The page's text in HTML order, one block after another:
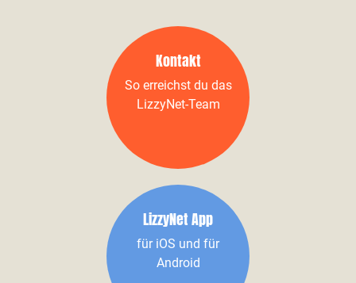
Kontakt
So erreichst du das
LizzyNet-Team
LizzyNet App
für iOS und für
Android